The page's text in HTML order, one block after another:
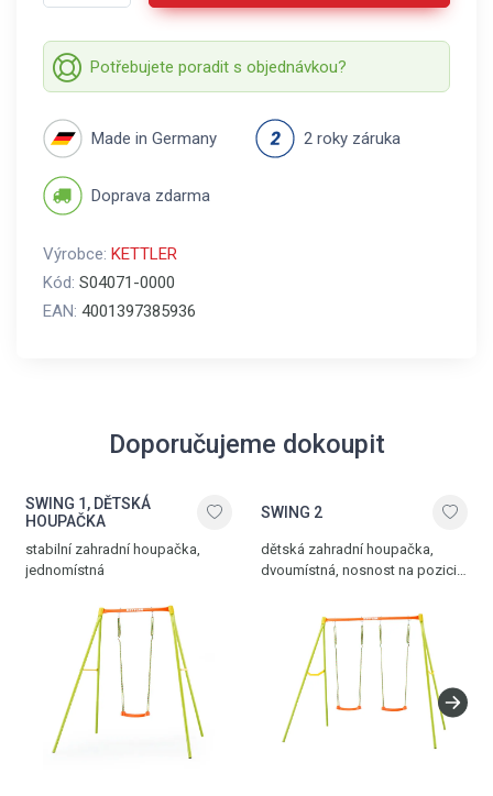
Potřebujete poradit s objednávkou?
Made in Germany 2 roky záruka
Doprava zdarma
Výrobce: KETTLER
Kód: S04071-0000
EAN: 4001397385936
Doporučujeme dokoupit
SWING 1, DĚTSKÁ
HOUPAČKA
stabilní zahradní houpačka,
jednomístná
SWING 2
dětská zahradní houpačka,
dvoumístná, nosnost na pozici